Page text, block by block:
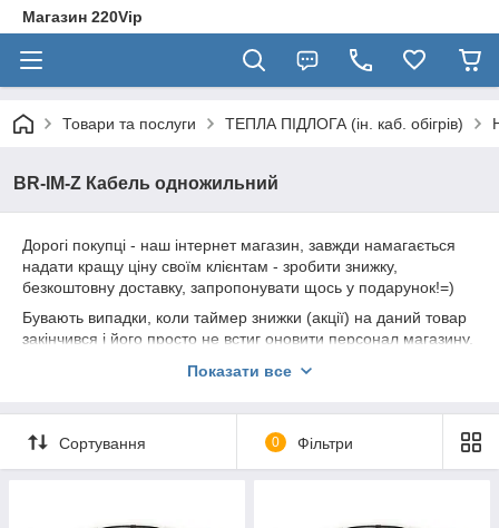
Магазин 220Vip
Товари та послуги ТЕПЛА ПІДЛОГА (ін. каб. обігрів)
BR-IM-Z Кабель одножильний
Дорогі покупці - наш інтернет магазин, завжди намагається
надати кращу ціну своїм клієнтам - зробити знижку,
безкоштовну доставку, запропонувати щось у подарунок!=)
Бувають випадки, коли таймер знижки (акції) на даний товар
закінчився і його просто не встиг оновити персонал магазину,
покупку даного товару не у нас, зателефонуйте нам і раніше
- дізнайтеся свою індивідуальну" ціну, або
ЗНИЖКУ=)
Показати все
Сортування 0 Фільтри